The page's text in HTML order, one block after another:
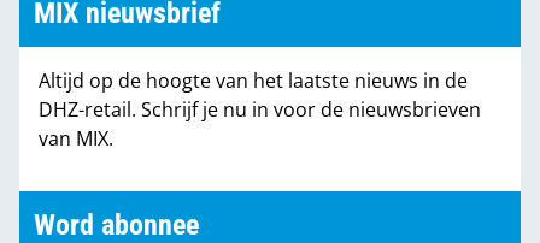
MIX nieuwsbrief
Altijd op de hoogte van het laatste nieuws in de
DHZ-retail. Schrijf je nu in voor de nieuwsbrieven
van MIX.
Word abonnee